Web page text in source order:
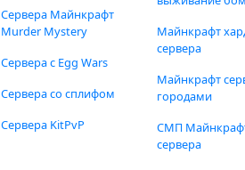
Сервера Майнкрафт
Murder Mystery
Сервера с Egg Wars
Сервера со сплифом
Сервера KitPvP
Майнкрафт
сервера
Майнкрафт
городами
СМП
сервера